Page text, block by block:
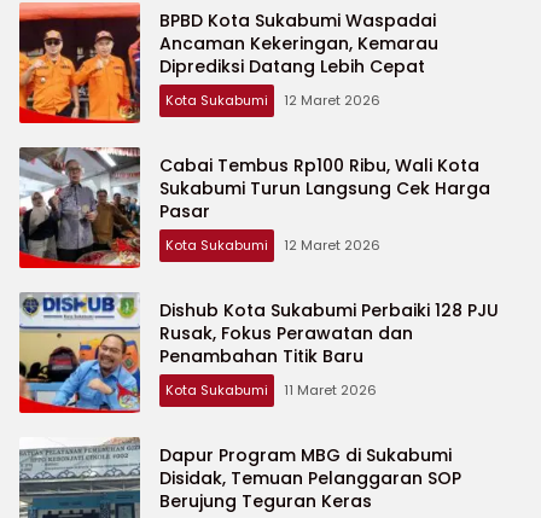
BPBD Kota Sukabumi Waspadai
Ancaman Kekeringan, Kemarau
Diprediksi Datang Lebih Cepat
Kota Sukabumi 12 Maret 2026
Cabai Tembus Rp100 Ribu, Wali Kota
Sukabumi Turun Langsung Cek Harga
Pasar
Kota Sukabumi 12 Maret 2026
Dishub Kota Sukabumi Perbaiki 128 PJU
Rusak, Fokus Perawatan dan
Penambahan Titik Baru
Kota Sukabumi 11 Maret 2026
Dapur Program MBG di Sukabumi
Disidak, Temuan Pelanggaran SOP
Berujung Teguran Keras